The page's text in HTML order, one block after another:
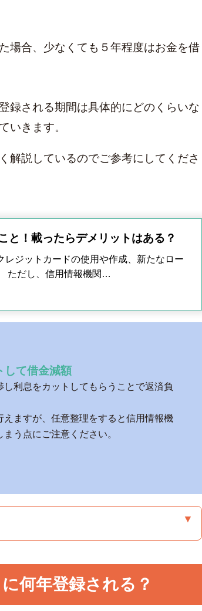
クレカ 強制解約 家族にバレずに個人再生
クで住宅ローン 借金時効
ブラックリスト
場合、少なくても５年程度はお金を借
録される期間は具体的にどのくらいな
いきます。
解説しているのでご参考にしてくださ
と！載ったらデメリットはある？
ジットカードの使用や作成、新たなロー
ただし、信用情報機関…
して借金減額
利息をカットしてもらうことで返済負
ますが、任意整理をすると信用情報機
う点にご注意ください。
▼
何年登録される？